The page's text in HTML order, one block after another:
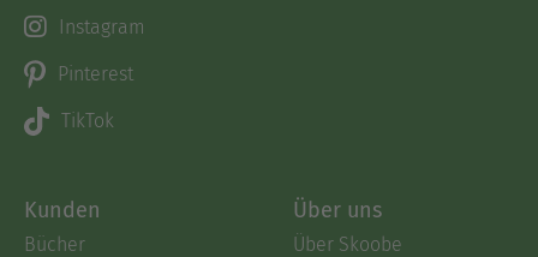
Instagram
Pinterest
TikTok
Kunden
Bücher
Über uns
Über Skoobe